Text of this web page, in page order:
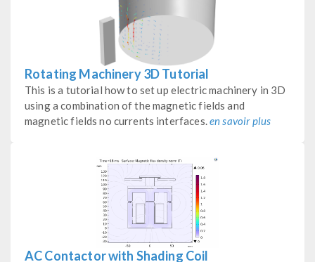
Rotating Machinery 3D Tutorial
This is a tutorial how to set up electric machinery in 3D
using a combination of the magnetic fields and
magnetic fields no currents interfaces.en savoir plus
AC Contactor with Shading Coil